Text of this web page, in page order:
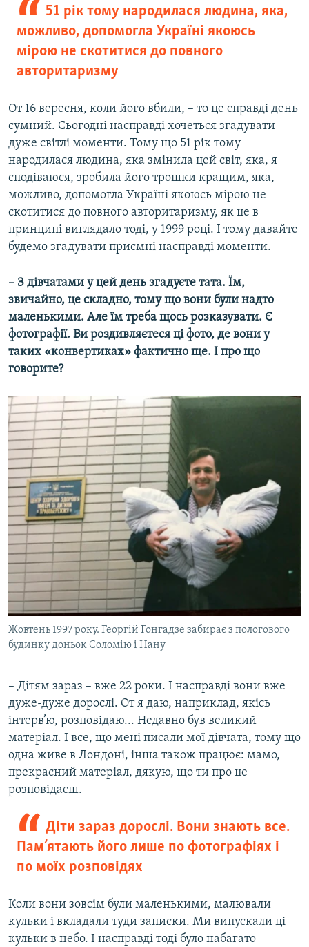
51 рік тому народилася людина, яка,
можливо, допомогла Україні якоюсь
мірою не скотитися до повного
авторитаризму
От 16 вересня, коли його вбили, – то це справді день
сумний. Сьогодні насправді хочеться згадувати
дуже світлі моменти. Тому що 51 рік тому
народилася людина, яка змінила цей світ, яка, я
сподіваюся, зробила його трошки кращим, яка,
можливо, допомогла Україні якоюсь мірою не
скотитися до повного авторитаризму, як це в
принципі виглядало тоді, у 1999 році. І тому давайте
будемо згадувати приємні насправді моменти.
– З дівчатами у цей день згадуєте тата. Їм,
звичайно, це складно, тому що вони були надто
маленькими. Але їм треба щось розказувати. Є
фотографії. Ви роздивляєтеся ці фото, де вони у
таких «конвертиках» фактично ще. І про що
говорите?
Жовтень 1997 року. Георгій Гонгадзе забирає з пологового
будинку доньок Соломію і Нану
– Дітям зараз – вже 22 роки. І насправді вони вже
дуже-дуже дорослі. От я даю, наприклад, якісь
інтерв’ю, розповідаю... Недавно був великий
матеріал. І все, що мені писали мої дівчата, тому що
одна живе в Лондоні, інша також працює: мамо,
прекрасний матеріал, дякую, що ти про це
розповідаєш.
Діти зараз дорослі. Вони знають все.
Пам’ятають його лише по фотографіях і
по моїх розповідях
Коли вони зовсім були маленькими, малювали
кульки і вкладали туди записки. Ми випускали ці
кульки в небо. І насправді тоді було набагато